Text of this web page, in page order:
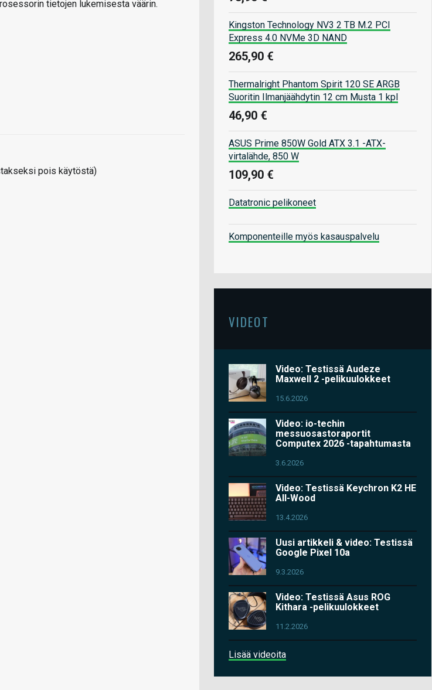
tietojen lukemisesta väärin.
pois käytöstä)
Kingston Technology NV3 2 TB M.2 PCI
Express 4.0 NVMe 3D NAND
265,90 €
Thermalright Phantom Spirit 120 SE ARGB
Suoritin Ilmanjäähdytin 12 cm Musta 1 kpl
46,90 €
ASUS Prime 850W Gold ATX 3.1 -ATX-
virtalähde, 850 W
109,90 €
Datatronic pelikoneet
Komponenteille myös kasauspalvelu
VIDEOT
Video: Testissä Audeze
Maxwell 2 -pelikuulokkeet
15.6.2026
Video: io-techin
messuosastoraportit
Computex 2026 -tapahtumasta
3.6.2026
Video: Testissä Keychron K2 HE
All-Wood
13.4.2026
Uusi artikkeli & video: Testissä
Google Pixel 10a
9.3.2026
Video: Testissä Asus ROG
Kithara -pelikuulokkeet
11.2.2026
Lisää videoita